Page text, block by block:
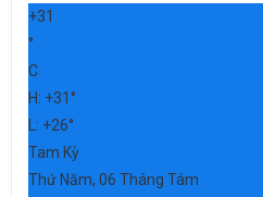
+31
°
C
H: +31°
L: +26°
Tam Kỳ
Thứ Năm, 06 Tháng Tám